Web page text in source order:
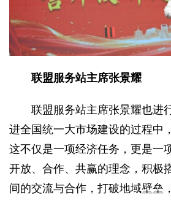
联盟服务站主席张景耀
联盟服务站主席张景耀也进
进全国统一大市场建设的过程中
这不仅是一项经济任务，更是一
开放、合作、共赢的理念，积极
间的交流与合作，打破地域壁垒